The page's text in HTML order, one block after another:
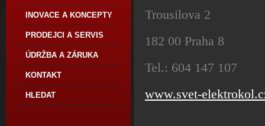
INOVACE A KONCEPTY
PRODEJCI A SERVIS
ÚDRŽBA A ZÁRUKA
KONTAKT
HLEDAT
Trousilova 2
182 00 Praha 8
Tel.: 604 147 107
www.svet-